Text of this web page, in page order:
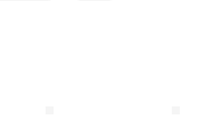
將依據個別帳號之用戶狀況，依本公司即